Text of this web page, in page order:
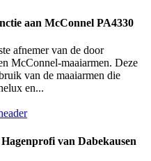
aan McConnel PA4330
afnemer van de door
McConnel-maaiarmen. Deze
van de maaiarmen die
en...
van Dabekausen